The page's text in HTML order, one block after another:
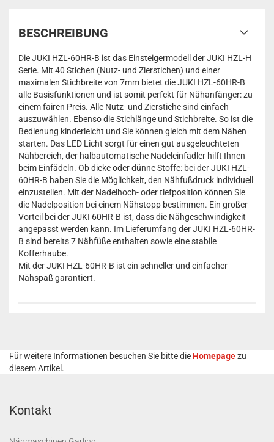
BESCHREIBUNG
Die JUKI HZL-60HR-B ist das Einsteigermodell der JUKI HZL-H
Serie. Mit 40 Stichen (Nutz- und Zierstichen) und einer
maximalen Stichbreite von 7mm bietet die JUKI HZL-60HR-B
alle Basisfunktionen und ist somit perfekt für Nähanfänger: zu
einem fairen Preis. Alle Nutz- und Zierstiche sind einfach
auszuwählen. Ebenso die Stichlänge und Stichbreite. So ist die
Bedienung kinderleicht und Sie können gleich mit dem Nähen
starten. Das LED Licht sorgt für einen gut ausgeleuchteten
Nähbereich, der halbautomatische Nadeleinfädler hilft Ihnen
beim Einfädeln. Ob dicke oder dünne Stoffe: bei der JUKI HZL-
60HR-B haben Sie die Möglichkeit, den Nähfußdruck individuell
einzustellen. Mit der Nadelhoch- oder tiefposition können Sie
die Nadelposition bei einem Nähstopp bestimmen. Ein großer
Vorteil bei der JUKI 60HR-B ist, dass die Nähgeschwindigkeit
angepasst werden kann. Im Lieferumfang der JUKI HZL-60HR-
B sind bereits 7 Nähfüße enthalten sowie eine stabile
Kofferhaube.
Mit der JUKI HZL-60HR-B ist ein schneller und einfacher
Nähspaß garantiert.
Für weitere Informationen besuchen Sie bitte dieHomepagezu
diesem Artikel.
Kontakt